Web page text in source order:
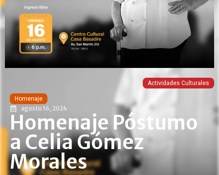
Actividades Culturales
Homenaje
agosto 16, 2024
Homenaje Póstumo
a Celia Gómez
Morales